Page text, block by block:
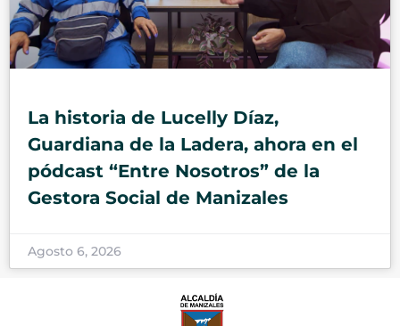
La historia de Lucelly Díaz,
Guardiana de la Ladera, ahora en el
pódcast “Entre Nosotros” de la
Gestora Social de Manizales
Agosto 6, 2026